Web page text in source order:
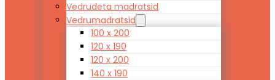
Vedrudeta madratsid
Vedrumadratsid
100 x 200
120 x 190
120 x 200
140 x 190